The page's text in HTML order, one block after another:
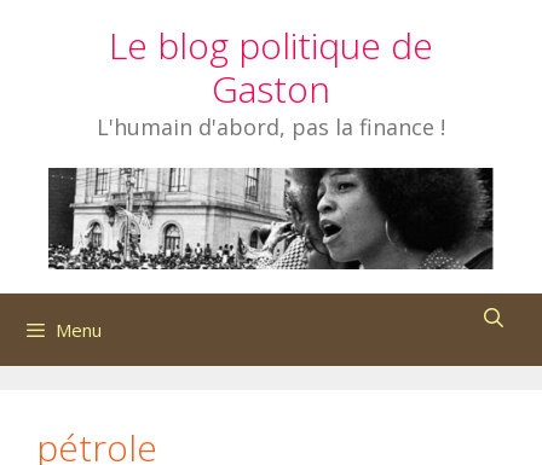
Le blog politique de
Gaston
L'humain d'abord, pas la finance !
Menu
pétrole